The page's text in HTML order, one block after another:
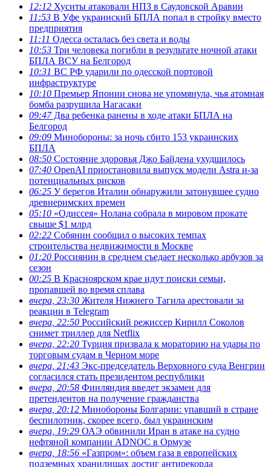
12:12 Хуситы атаковали НПЗ в Саудовской Аравии
11:53 В Уфе украинский БПЛА попал в стройку вместо
предприятия
11:11 Одесса осталась без света и воды
10:53 Три человека погибли в результате ночной атаки
БПЛА ВСУ на Белгород
10:31 ВС РФ ударили по одесской портовой
инфраструктуре
10:10 Премьер Японии снова не упомянула, чья атомная
бомба разрушила Нагасаки
09:47Два ребенка ранены в ходе атаки БПЛА на
Белгород
09:09 Минобороны: за ночь сбито 153 украинских
БПЛА
08:50 Состояние здоровья Джо Байдена ухудшилось
07:40 OpenAI приостановила выпуск модели Astra и-за
потенциальных рисков
06:25 У берегов Италии обнаружили затонувшее судно
древнеримских времен
05:10 «Одиссея» Нолана собрала в мировом прокате
свыше $1 млрд
02:22 Собянин сообщил о высоких темпах
строительства недвижимости в Москве
01:20 Россиянин в среднем съедает несколько арбузов за
сезон
00:25 В Красноярском крае идут поиски семьи,
пропавшей во время сплава
вчера, 23:30 Жителя Нижнего Тагила арестовали за
реакции в Теlegram
вчера, 22:50 Российский режиссер Кирилл Соколов
снимет триллер для Netflix
вчера, 22:20 Турция призвала к мораторию на удары по
торговым судам в Черном море
вчера, 21:43 Экс-председатель Верховного суда Венгрии
согласился стать президентом республики
вчера, 20:58 Финляндия введет экзамен для
претендентов на получение гражданства
вчера, 20:12 Минобороны Болгарии: упавший в стране
беспилотник, скорее всего, был украинским
вчера, 19:29 ОАЭ обвинили Иран в атаке на судно
нефтяной компании ADNOC в Ормузе
вчера, 18:56 «Газпром»: объем газа в европейских
подземных хранилищах достиг антирекорда